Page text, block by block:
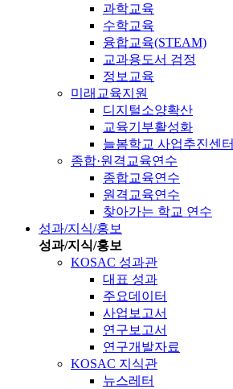
과학교육
수학교육
융합교육(STEAM)
교과용도서 검정
정보교육
미래교육지원
디지털소양확산
교육기부활성화
늘봄학교 사업추진센터
종합·원격교육연수
종합교육연수
원격교육연수
찾아가는 학교 연수
성과/지식/홍보
성과/지식/홍보
KOSAC 성과관
대표 성과
주요데이터
사업보고서
연구보고서
연구개발자료
KOSAC 지식관
뉴스레터